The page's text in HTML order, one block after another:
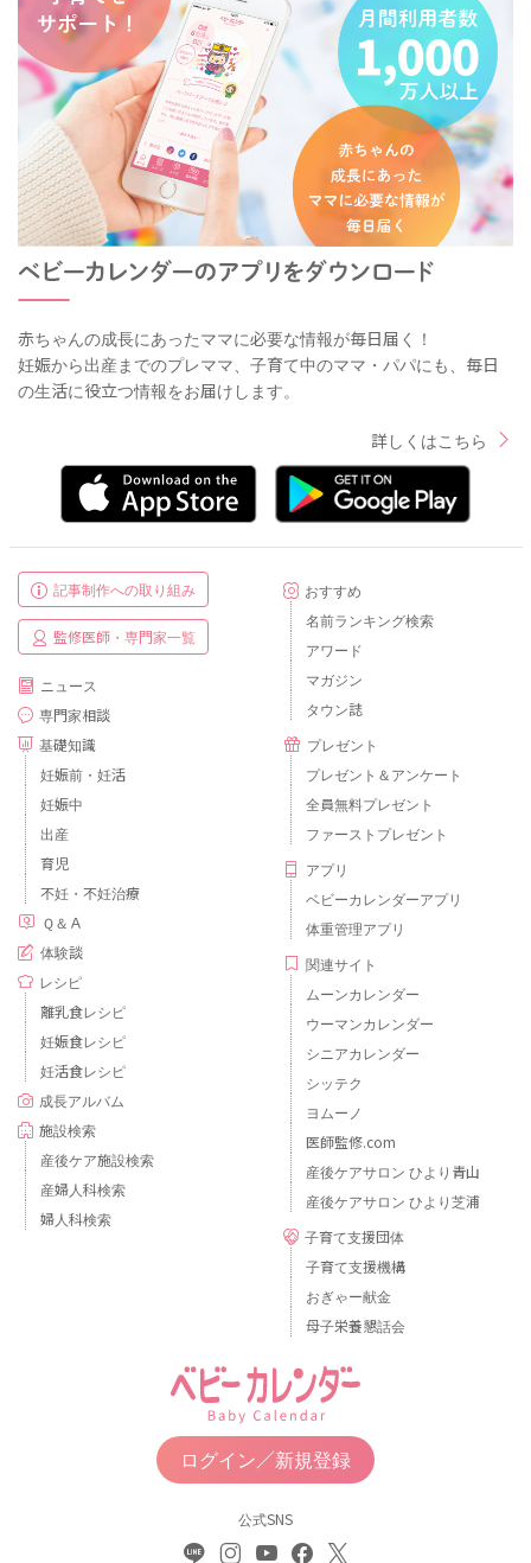
赤ちゃんの成長にあったママに必要な情報が毎日届く！
妊娠から出産までのプレママ、子育て中のママ・パパにも、毎日
の生活に役立つ情報をお届けします。
詳しくはこちら
記事制作への取り組み
監修医師・専門家一覧
ニュース
専門家相談
基礎知識
妊娠前・妊活
妊娠中
出産
育児
不妊・不妊治療
Ｑ＆Ａ
体験談
レシピ
離乳食レシピ
妊娠食レシピ
妊活食レシピ
成長アルバム
施設検索
産後ケア施設検索
産婦人科検索
婦人科検索
おすすめ
名前ランキング検索
アワード
マガジン
タウン誌
プレゼント
プレゼント＆アンケート
全員無料プレゼント
ファーストプレゼント
アプリ
ベビーカレンダーアプリ
体重管理アプリ
関連サイト
ムーンカレンダー
ウーマンカレンダー
シニアカレンダー
シッテク
ヨムーノ
医師監修.com
産後ケアサロン ひより青山
産後ケアサロン ひより芝浦
子育て支援団体
子育て支援機構
おぎゃー献金
母子栄養懇話会
ログイン／新規登録
公式SNS